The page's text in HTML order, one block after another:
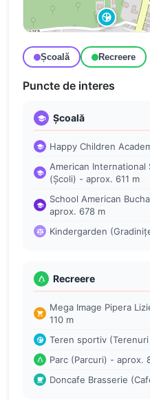
Școală Recreere
Puncte de interes
Școală
Happy Children
American
(Școli) - aprox. 611 m
School American
aprox. 678 m
Kindergarden
Recreere
Mega Image Pipera
110 m
Teren sportiv
Parc (Parcuri) - aprox.
Doncafe Brasserie